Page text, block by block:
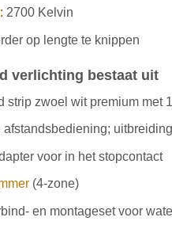
: 2700 Kelvin
op lengte te knippen
verlichting bestaat uit
strip zwoel wit premium met
afstandsbediening;
voor in het stopcontact
(4-zone)
en montageset voor